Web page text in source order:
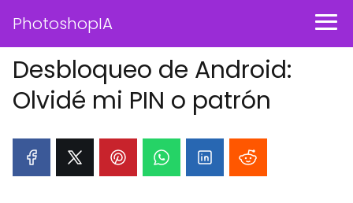
PhotoshopIA
Desbloqueo de Android:
Olvidé mi PIN o patrón